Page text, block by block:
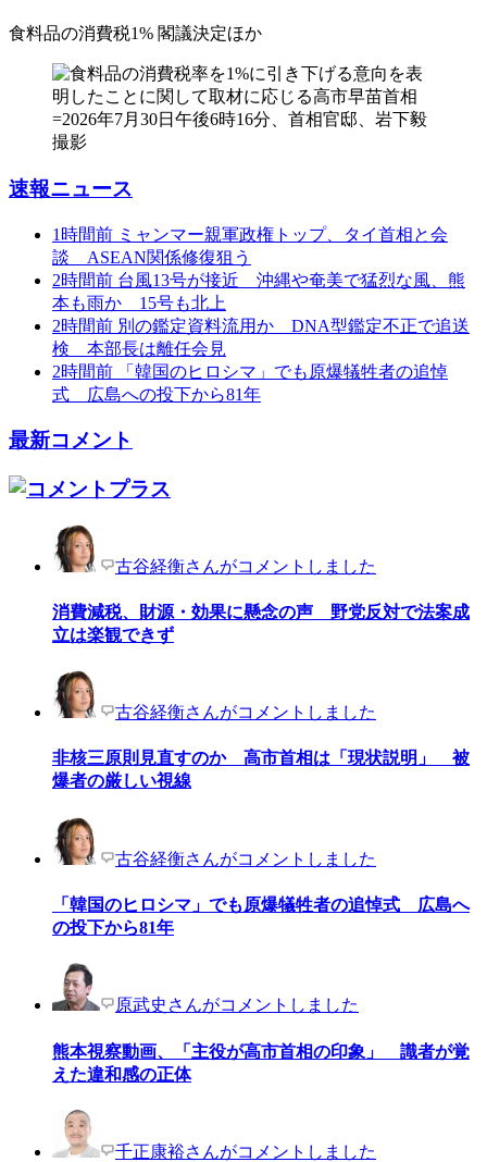
食料品の消費税1% 閣議決定ほか
速報ニュース
1時間前 ミャンマー親軍政権トップ、タイ首相と会
談 ASEAN関係修復狙う
2時間前 台風13号が接近 沖縄や奄美で猛烈な風、熊
本も雨か 15号も北上
2時間前 別の鑑定資料流用か DNA型鑑定不正で追送
検 本部長は離任会見
2時間前
「韓国のヒロシマ」でも原爆犠牲者の追悼
式 広島への投下から81年
最新コメント
古谷経衡さんがコメントしました
消費減税、財源・効果に懸念の声 野党反対で法案成
立は楽観できず
古谷経衡さんがコメントしました
非核三原則見直すのか 高市首相は「現状説明」 被
爆者の厳しい視線
古谷経衡さんがコメントしました
「韓国のヒロシマ」でも原爆犠牲者の追悼式 広島へ
の投下から81年
原武史さんがコメントしました
熊本視察動画、「主役が高市首相の印象」 識者が覚
えた違和感の正体
千正康裕さんがコメントしました